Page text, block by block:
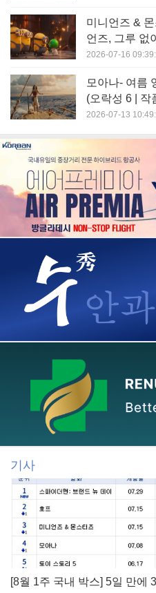
미니언즈 &
언즈, 그루 없이
7 | 작품성 6)
2026-07-16
모아나- 여름
(오락성 6 | 작
2026-07-13
기사